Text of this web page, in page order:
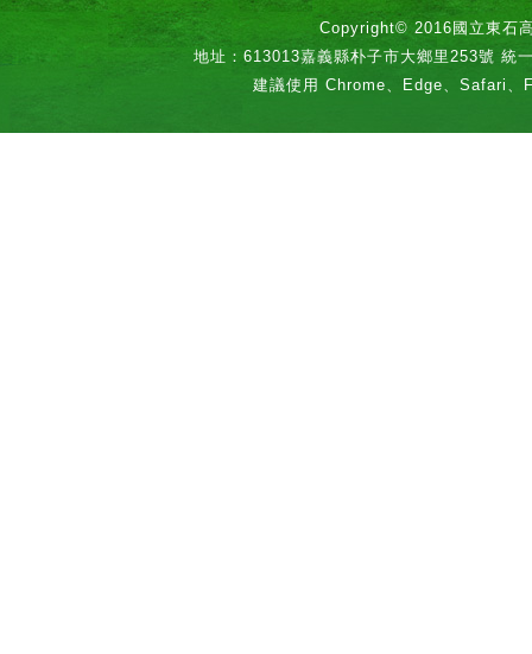
Copyright© 2016國立東石
地址：613013嘉義縣朴子市大鄉里253號 統
建議使用 Chrome、Edge、Safari